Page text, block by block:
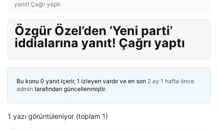
yanıt! Çağrı yaptı
Özgür Özel’den ‘Yeni parti’
iddialarına yanıt! Çağrı yaptı
Bu konu 0 yanıt içerir, 1 izleyen vardır ve en son 2 ay 1 hafta önce
admin tarafından güncellenmiştir.
1 yazı görüntüleniyor (toplam 1)